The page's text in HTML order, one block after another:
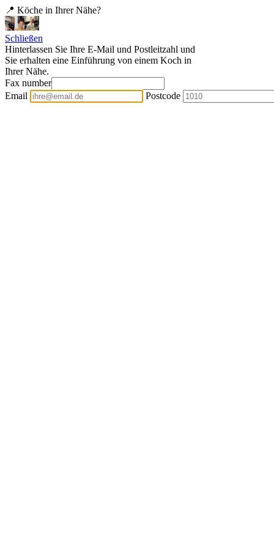
📍 Köche in Ihrer Nähe?
Schließen
Hinterlassen Sie Ihre E-Mail und Postleitzahl und
Sie erhalten eine Einführung von einem Koch in
Ihrer Nähe.
Fax number
Email
Postcode